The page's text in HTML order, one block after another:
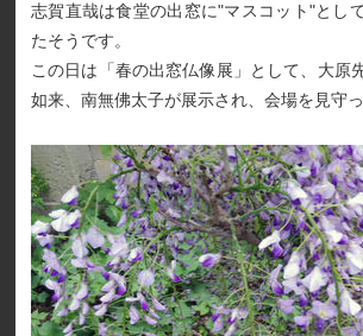
志賀直哉は食堂の出窓に"マスコット"とし
たそうです。
この日は「春の出窓仏像展」として、大原
如来、南無佛太子が展示され、会場を見守っ